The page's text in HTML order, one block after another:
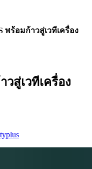
พร้อมก้าวสู่เวทีเครื่อง
สู่เวทีเครื่อง